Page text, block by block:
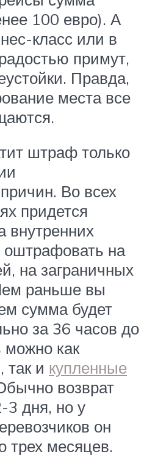
100 евро). А
класс или в
примут,
Правда,
места все
штраф только
Во всех
придется
внутренних
оштрафовать на
на заграничных
раньше вы
сумма будет
за 36 часов до
можно как
и купленные
возврат
3 дня, но у
он
трех месяцев.